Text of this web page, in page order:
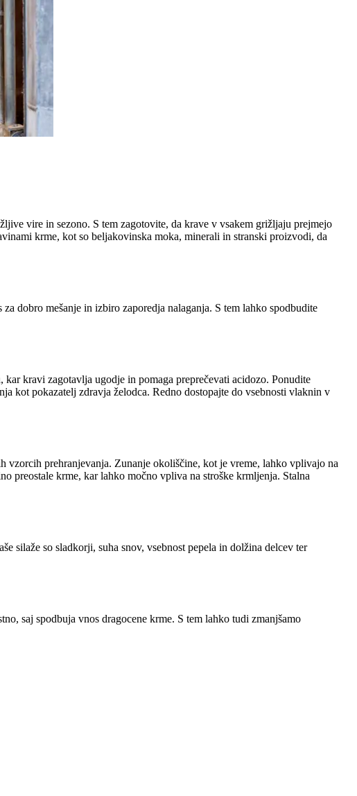
vire in sezono. S tem zagotovite, da krave v vsakem grižljaju prejmejo
krme, kot so beljakovinska moka, minerali in stranski proizvodi, da
dobro mešanje in izbiro zaporedja nalaganja. S tem lahko spodbudite
kravi zagotavlja ugodje in pomaga preprečevati acidozo. Ponudite
kot pokazatelj zdravja želodca. Redno dostopajte do vsebnosti vlaknin v
prehranjevanja. Zunanje okoliščine, kot je vreme, lahko vplivajo na
preostale krme, kar lahko močno vpliva na stroške krmljenja. Stalna
silaže so sladkorji, suha snov, vsebnost pepela in dolžina delcev ter
saj spodbuja vnos dragocene krme. S tem lahko tudi zmanjšamo